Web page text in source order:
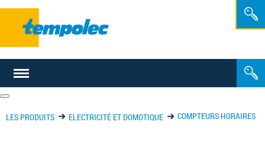
FR
NL
LES PRODUITS ELECTRICITÉ ET DOMOTIQUE COMPTEURS HORAIRES